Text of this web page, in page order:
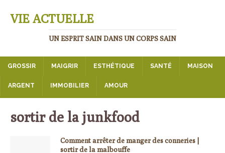
VIE ACTUELLE
UN ESPRIT SAIN DANS UN CORPS SAIN
GROSSIR MAIGRIR ESTHÉTIQUE SANTÉ MAISON
ARGENT IMMOBILIER AMOUR
sortir de la junkfood
Comment arrêter de manger des conneries |
sortir de la malbouffe